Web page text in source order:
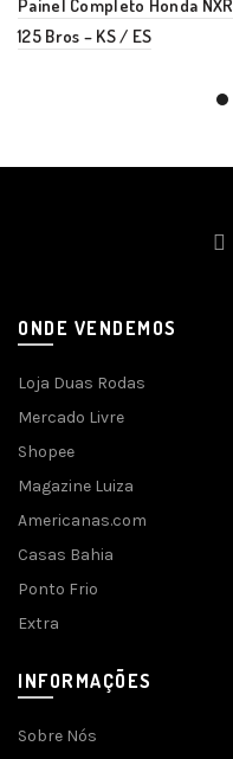
Painel Completo Honda NXR
125 Bros – KS / ES
ONDE VENDEMOS
Loja Duas Rodas
Mercado Livre
Shopee
Magazine Luiza
Americanas.com
Casas Bahia
Ponto Frio
Extra
INFORMAÇÕES
Sobre Nós